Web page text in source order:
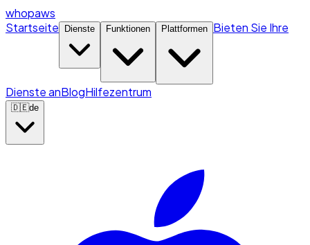
whopaws
Startseite
Dienste Funktionen Plattformen Bieten Sie Ihre
Dienste anBlogHilfezentrum
🇩🇪de